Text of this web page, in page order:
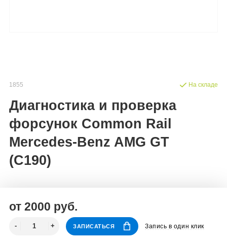
1855
Диагностика и проверка
форсунок Common Rail
Mercedes-Benz AMG GT
(C190)
На складе
от 2000 руб.
ЗАПИСАТЬСЯ Запись в один клик